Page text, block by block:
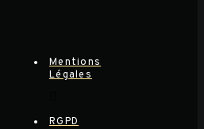
Mentions
Légales
RGPD